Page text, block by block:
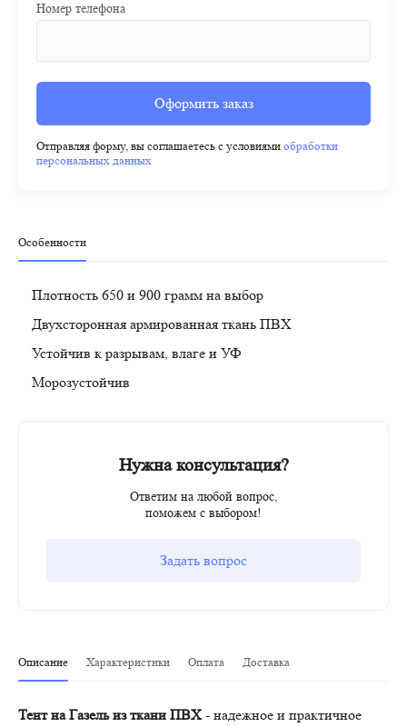
Номер телефона
Оформить заказ
Отправляя форму, вы соглашаетесь с условиями обработки
персональных данных
Описание Характеристики Оплата Доставка
Тент на Газель из ткани ПВХ - надежное и практичное
Особенности
Плотность 650 и 900 грамм на выбор
Двухсторонная армированная ткань ПВХ
Устойчив к разрывам, влаге и УФ
Морозустойчив
Нужна консультация?
Ответим на любой вопрос,
поможем с выбором!
Задать вопрос